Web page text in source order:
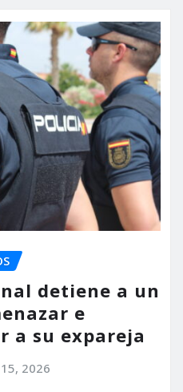
detiene a un
e
a su expareja
15, 2026